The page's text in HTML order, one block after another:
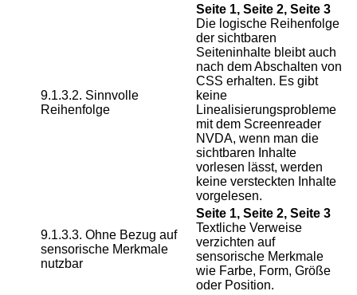
9.1.3.2. Sinnvolle
Reihenfolge
Seite 1, Seite 2, Seite 3
Die logische Reihenfolge
der sichtbaren
Seiteninhalte bleibt auch
nach dem Abschalten von
CSS erhalten. Es gibt
keine
Linealisierungsprobleme
mit dem Screenreader
NVDA, wenn man die
sichtbaren Inhalte
vorlesen lässt, werden
keine versteckten Inhalte
vorgelesen.
9.1.3.3. Ohne Bezug auf
sensorische Merkmale
nutzbar
Seite 1, Seite 2, Seite 3
Textliche Verweise
verzichten auf
sensorische Merkmale
wie Farbe, Form, Größe
oder Position.